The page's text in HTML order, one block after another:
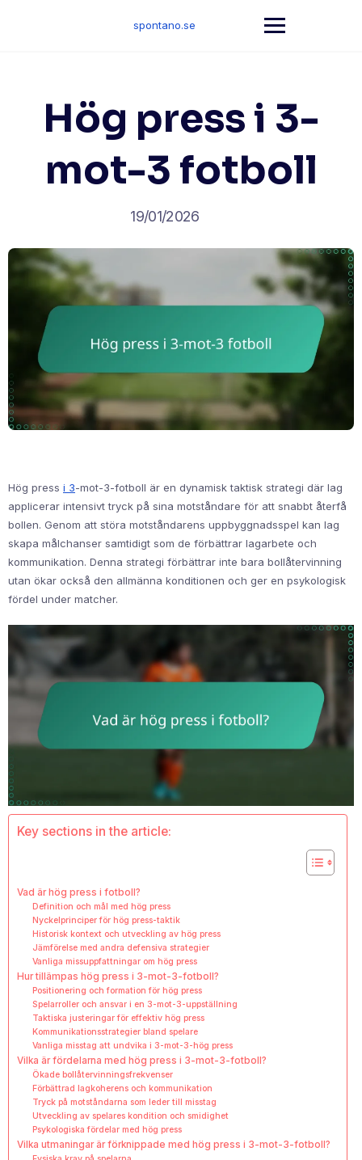
spontano.se
Hög press i 3-
mot-3 fotboll
19/01/2026
Hög press i 3-mot-3-fotboll är en dynamisk taktisk strategi där lag
applicerar intensivt tryck på sina motståndare för att snabbt återfå
bollen. Genom att störa motståndarens uppbyggnadsspel kan lag
skapa målchanser samtidigt som de förbättrar lagarbete och
kommunikation. Denna strategi förbättrar inte bara bollåtervinning
utan ökar också den allmänna konditionen och ger en psykologisk
fördel under matcher.
Key sections in the article:
Vad är hög press i fotboll?
Definition och mål med hög press
Nyckelprinciper för hög press-taktik
Historisk kontext och utveckling av hög press
Jämförelse med andra defensiva strategier
Vanliga missuppfattningar om hög press
Hur tillämpas hög press i 3-mot-3-fotboll?
Positionering och formation för hög press
Spelarroller och ansvar i en 3-mot-3-uppställning
Taktiska justeringar för effektiv hög press
Kommunikationsstrategier bland spelare
Vanliga misstag att undvika i 3-mot-3-hög press
Vilka är fördelarna med hög press i 3-mot-3-fotboll?
Ökade bollåtervinningsfrekvenser
Förbättrad lagkoherens och kommunikation
Tryck på motståndarna som leder till misstag
Utveckling av spelares kondition och smidighet
Psykologiska fördelar med hög press
Vilka utmaningar är förknippade med hög press i 3-mot-3-fotboll?